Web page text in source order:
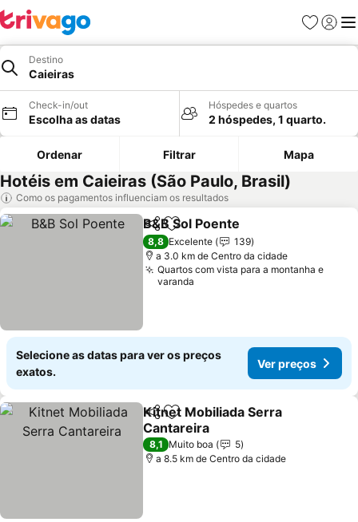
Favoritos
Iniciar
Destino
Caieiras
Check-in/out
Escolha as datas
Hóspedes e quartos
2 hóspedes, 1 quarto.
Ordenar Filtrar Mapa
Hotéis em Caieiras (São Paulo, Brasil)
Como os pagamentos influenciam os resultados
PartilharAdicionar aos favoritos
B&B Sol Poente
8,8 Excelente
139
a 3.0 km de Centro da cidade
Quartos com vista para a montanha e
varanda
Selecione as datas para ver os preços
exatos.
Ver preços
PartilharAdicionar aos favoritos
Kitnet Mobiliada Serra
Cantareira
8,1 Muito boa
5
a 8.5 km de Centro da cidade